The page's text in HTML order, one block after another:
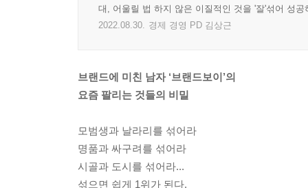
대, 어울릴 법 하지 않은 이질적인 것을 '잘'섞어 성
2022.08.30. 경제 경영 PD 김상근
브랜드에 미친 남자 ‘브랜드보이’의
요즘 팔리는 것들의 비밀
모범생과 날라리를 섞어라
명품과 싸구려를 섞어라
시골과 도시를 섞어라...
섞으면 쉽게 1위가 된다.